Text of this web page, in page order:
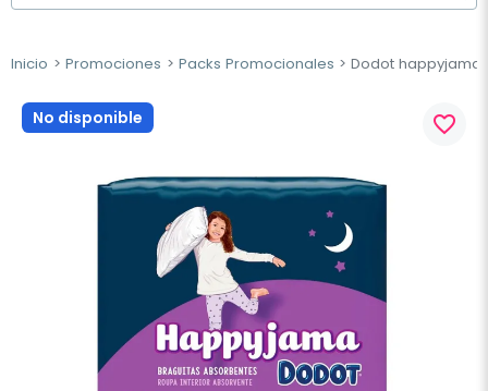
Inicio Promociones Packs Promocionales Dodot
No disponible favorite_border